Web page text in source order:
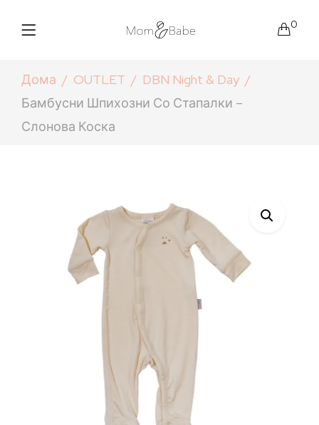
0
Дома OUTLET
DBN Night & Day
Бамбусни Шпихозни Со Стапалки –
Слонова Коска